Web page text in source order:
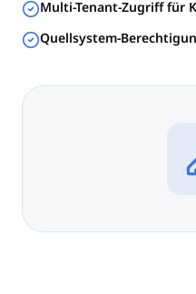
Multi-Tenant-Zugriff für
Quellsystem-